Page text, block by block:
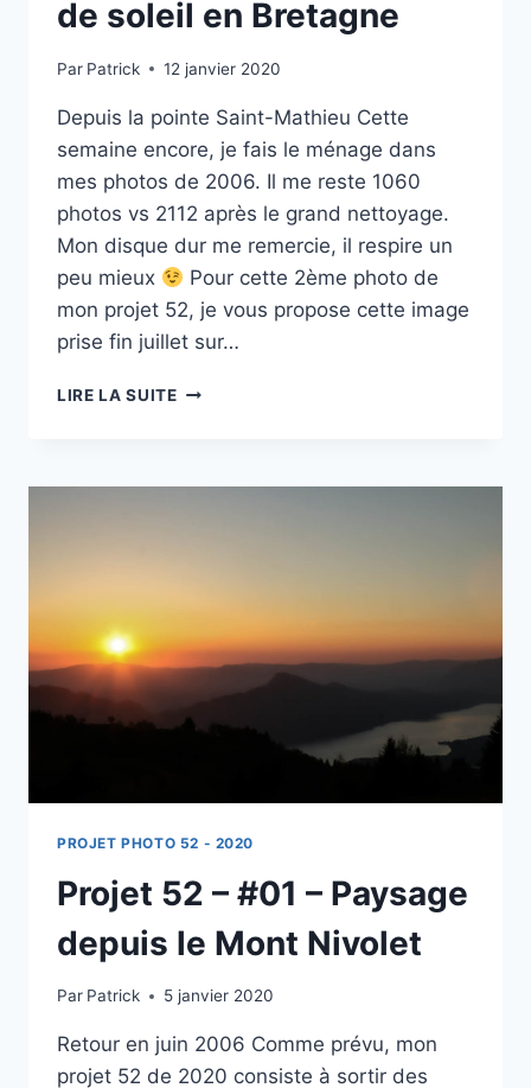
de soleil en Bretagne
Par Patrick 12 janvier 2020
Depuis la pointe Saint-Mathieu Cette
semaine encore, je fais le ménage dans
mes photos de 2006. Il me reste 1060
photos vs 2112 après le grand nettoyage.
Mon disque dur me remercie, il respire un
peu mieux
Pour cette 2ème photo de
mon projet 52, je vous propose cette image
prise fin juillet sur…
LIRE LA SUITEPROJET
–
PROJET PHOTO 52 - 2020
Projet 52 – #01 – Paysage
depuis le Mont Nivolet
Par Patrick 5 janvier 2020
Retour en juin 2006 Comme prévu, mon
projet 52 de 2020 consiste à sortir des